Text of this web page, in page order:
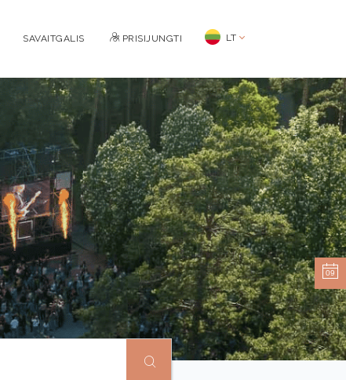
SAVAITGALIS PRISIJUNGTI LT
09